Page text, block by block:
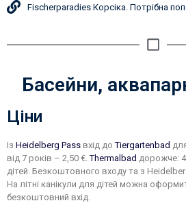
Fischerparadies Корсіка. Потрібна
Басейни,
Ціни
Із Heidelberg Pass вхід доTiergartenbad
від 7 років – 2,50 €.Thermalbad дорожче:
дітей. Безкоштовного входу та з
На літні канікули для дітей можна
безкоштовний вхід.